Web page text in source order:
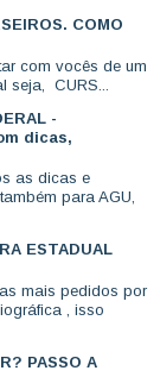
COMO
com vocês de um
seja, CURS...
-
dicas,
as dicas e
para AGU,
ESTADUAL
mais pedidos por
, isso
PASSO A